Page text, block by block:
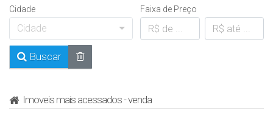
Cidade
Cidade
Faixa de Preço
Buscar
Imoveis mais acessados - venda